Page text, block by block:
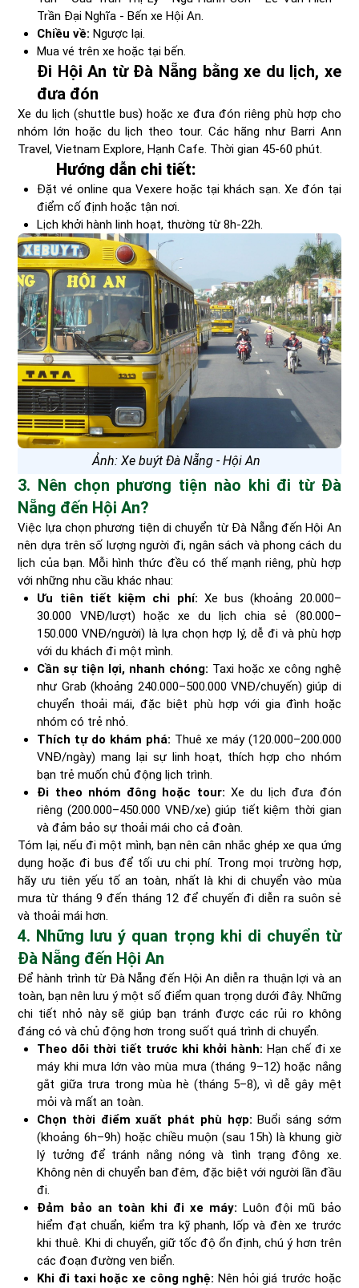
Trần Đại Nghĩa - Bến xe Hội An.
Chiều về: Ngược lại.
Mua vé trên xe hoặc tại bến.
Đi Hội An từ Đà Nẵng bằng xe du lịch, xe
đưa đón
Xe du lịch (shuttle bus) hoặc xe đưa đón riêng phù hợp cho
nhóm lớn hoặc du lịch theo tour. Các hãng như Barri Ann
Travel, Vietnam Explore, Hạnh Cafe. Thời gian 45-60 phút.
Hướng dẫn chi tiết:
Đặt vé online qua Vexere hoặc tại khách sạn. Xe đón tại
điểm cố định hoặc tận nơi.
Lịch khởi hành linh hoạt, thường từ 8h-22h.
Ảnh: Xe buýt Đà Nẵng - Hội An
3. Nên chọn phương tiện nào khi đi từ Đà
Nẵng đến Hội An?
Việc lựa chọn phương tiện di chuyển từ Đà Nẵng đến Hội An
nên dựa trên số lượng người đi, ngân sách và phong cách du
lịch của bạn. Mỗi hình thức đều có thế mạnh riêng, phù hợp
với những nhu cầu khác nhau:
Ưu tiên tiết kiệm chi phí: Xe bus (khoảng 20.000–
30.000 VNĐ/lượt) hoặc xe du lịch chia sẻ (80.000–
150.000 VNĐ/người) là lựa chọn hợp lý, dễ đi và phù hợp
với du khách đi một mình.
Cần sự tiện lợi, nhanh chóng: Taxi hoặc xe công nghệ
như Grab (khoảng 240.000–500.000 VNĐ/chuyến) giúp di
chuyển thoải mái, đặc biệt phù hợp với gia đình hoặc
nhóm có trẻ nhỏ.
Thích tự do khám phá: Thuê xe máy (120.000–200.000
VNĐ/ngày) mang lại sự linh hoạt, thích hợp cho nhóm
bạn trẻ muốn chủ động lịch trình.
Đi theo nhóm đông hoặc tour: Xe du lịch đưa đón
riêng (200.000–450.000 VNĐ/xe) giúp tiết kiệm thời gian
và đảm bảo sự thoải mái cho cả đoàn.
Tóm lại, nếu đi một mình, bạn nên cân nhắc ghép xe qua ứng
dụng hoặc đi bus để tối ưu chi phí. Trong mọi trường hợp,
hãy ưu tiên yếu tố an toàn, nhất là khi di chuyển vào mùa
mưa từ tháng 9 đến tháng 12 để chuyến đi diễn ra suôn sẻ
và thoải mái hơn.
4. Những lưu ý quan trọng khi di chuyển từ
Đà Nẵng đến Hội An
Để hành trình từ Đà Nẵng đến Hội An diễn ra thuận lợi và an
toàn, bạn nên lưu ý một số điểm quan trọng dưới đây. Những
chi tiết nhỏ này sẽ giúp bạn tránh được các rủi ro không
đáng có và chủ động hơn trong suốt quá trình di chuyển.
Theo dõi thời tiết trước khi khởi hành: Hạn chế đi xe
máy khi mưa lớn vào mùa mưa (tháng 9–12) hoặc nắng
gắt giữa trưa trong mùa hè (tháng 5–8), vì dễ gây mệt
mỏi và mất an toàn.
Chọn thời điểm xuất phát phù hợp: Buổi sáng sớm
(khoảng 6h–9h) hoặc chiều muộn (sau 15h) là khung giờ
lý tưởng để tránh nắng nóng và tình trạng đông xe.
Không nên di chuyển ban đêm, đặc biệt với người lần đầu
đi.
Đảm bảo an toàn khi đi xe máy: Luôn đội mũ bảo
hiểm đạt chuẩn, kiểm tra kỹ phanh, lốp và đèn xe trước
khi thuê. Khi di chuyển, giữ tốc độ ổn định, chú ý hơn trên
các đoạn đường ven biển.
Khi đi taxi hoặc xe công nghệ: Nên hỏi giá trước hoặc